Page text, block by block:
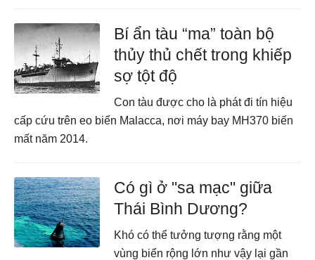
Bí ẩn tàu “ma” toàn bộ
thủy thủ chết trong khiếp
sợ tột độ
Con tàu được cho là phát đi tín hiệu
cấp cứu trên eo biển Malacca, nơi máy bay MH370 biến
mất năm 2014.
Có gì ở "sa mạc" giữa
Thái Bình Dương?
Khó có thể tưởng tượng rằng một
vùng biển rộng lớn như vậy lại gần